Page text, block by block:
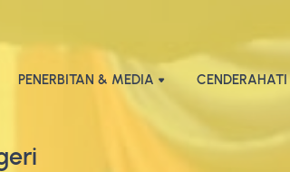
PENERBITAN & MEDIA CENDERAHATI